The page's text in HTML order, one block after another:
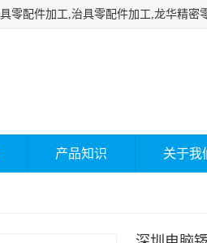
产品知识 关于我